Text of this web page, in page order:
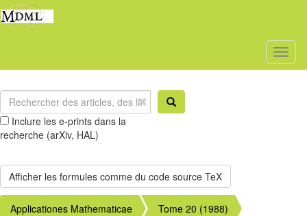
Inclure les e-prints dans la
recherche (arXiv, HAL)
Applicationes Mathematicae
Tome 20 (1988)